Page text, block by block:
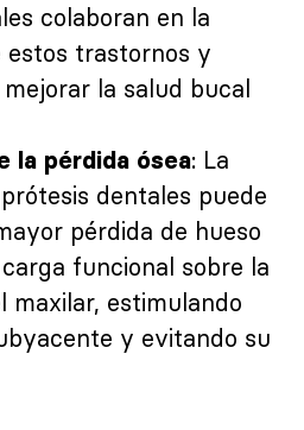
colaboran en la
estos trastornos y
la salud bucal
la pérdida ósea: La
dentales puede
pérdida de hueso
funcional sobre la
maxilar, estimulando
y evitando su